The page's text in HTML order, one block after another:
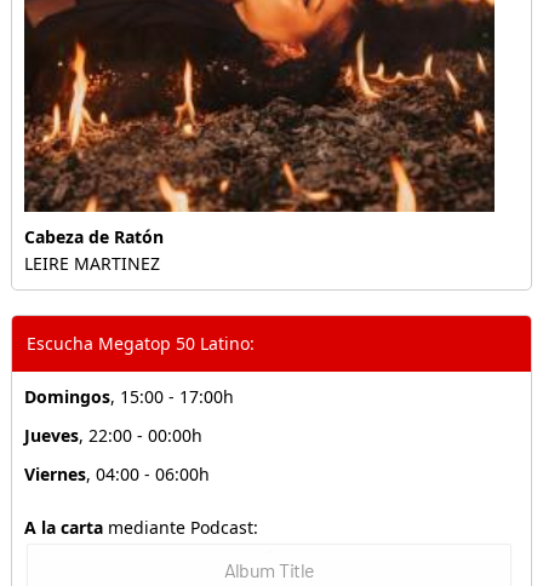
Cabeza de Ratón
LEIRE MARTINEZ
Escucha Megatop 50 Latino:
Domingos, 15:00 - 17:00h
Jueves, 22:00 - 00:00h
Viernes, 04:00 - 06:00h
A la cartamediante Podcast: